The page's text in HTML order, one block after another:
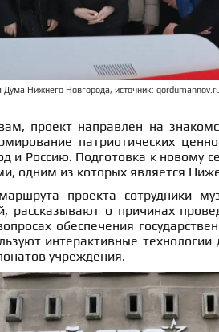
Дума Нижнего Новгорода, источник:
проект направлен на
патриотических
и Россию. Подготовка к новому
одним из которых является
проекта сотрудники
рассказывают о причинах
обеспечения
интерактивные
учреждения.